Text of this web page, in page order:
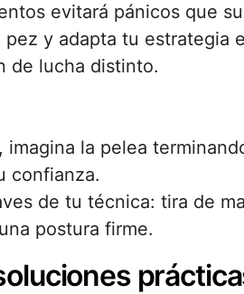
evitará pánicos que
y adapta tu estrategia
de lucha distinto.
la pelea
confianza.
de tu técnica: tira de
postura firme.